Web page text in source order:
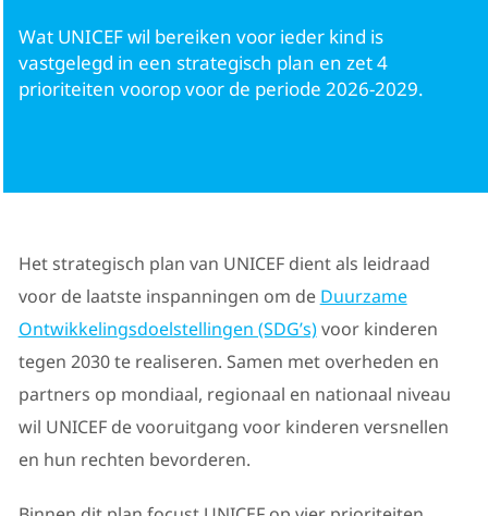
Ouders
Wat UNICEF wil bereiken voor ieder kind is
vastgelegd in een strategisch plan en zet 4
prioriteiten voorop voor de periode 2026-2029.
Het strategisch plan van UNICEF dient als leidraad
voor de laatste inspanningen om de Duurzame
Ontwikkelingsdoelstellingen (SDG’s)voor kinderen
tegen 2030 te realiseren. Samen met overheden en
partners op mondiaal, regionaal en nationaal niveau
wil UNICEF de vooruitgang voor kinderen versnellen
en hun rechten bevorderen.